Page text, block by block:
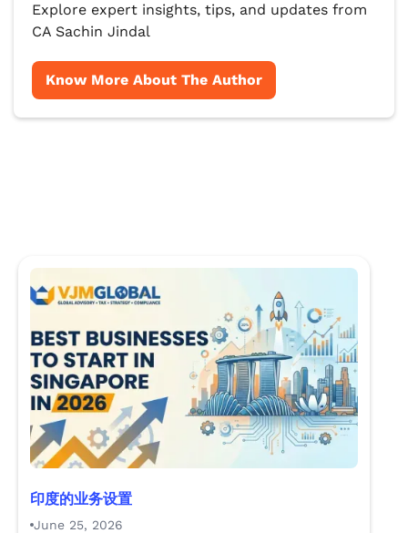
Explore expert insights, tips, and updates from
CA Sachin Jindal
Know More About The Author
印度的业务设置
June 25, 2026